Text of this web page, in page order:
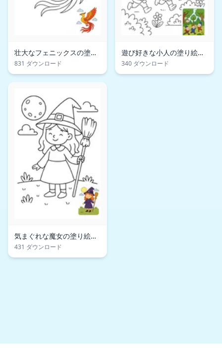
壮大なフェニックスの塗り
絵ページ
831 ダウンロード
遊び好きな小人の塗り絵ペ
ージ
340 ダウンロード
気まぐれな魔女の塗り絵ペ
ージ
431 ダウンロード